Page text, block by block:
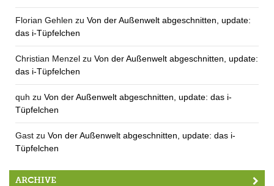
Florian Gehlen zu Von der Außenwelt abgeschnitten, update:
das i-Tüpfelchen
Christian Menzel zu Von der Außenwelt abgeschnitten, update:
das i-Tüpfelchen
quh zu Von der Außenwelt abgeschnitten, update: das i-
Tüpfelchen
Gast zu Von der Außenwelt abgeschnitten, update: das i-
Tüpfelchen
ARCHIVE